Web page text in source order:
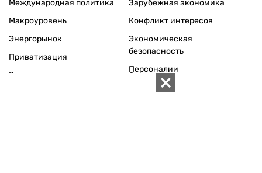
Международная политика
Макроуровень
Энергорынок
Приватизация
Экономика регионов
Зарубежная экономика
Конфликт интересов
Экономическая
безопасность
Персоналии
Социум
История